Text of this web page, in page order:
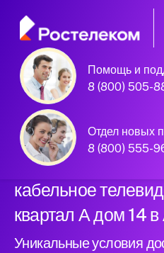
Помощь и
8 (800) 505-
Отдел новых
8 (800) 555-
партнер
Подключили новый
кабельное
квартал А дом 14 в
Уникальные условия